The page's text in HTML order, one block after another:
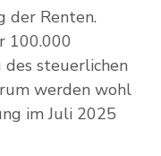
der Renten.
100.000
steuerlichen
werden wohl
im Juli 2025